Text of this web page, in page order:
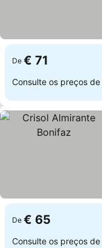
De € 71
Consulte os preços de
De € 65
Consulte os preços de